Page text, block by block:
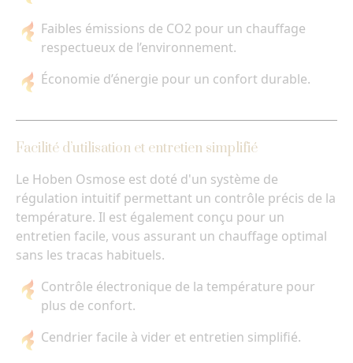
Faibles émissions de CO2 pour un chauffage
respectueux de l’environnement.
Économie d’énergie pour un confort durable.
Facilité d’utilisation et entretien simplifié
Le Hoben Osmose est doté d'un système de
régulation intuitif permettant un contrôle précis de la
température. Il est également conçu pour un
entretien facile, vous assurant un chauffage optimal
sans les tracas habituels.
Contrôle électronique de la température pour
plus de confort.
Cendrier facile à vider et entretien simplifié.